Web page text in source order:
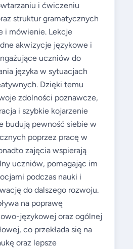
i ćwiczeniu
struktur gramatycznych
i mówienie. Lekcje
akwizycje językowe i
uczniów do
języka w sytuacjach
Dzięki temu
zdolności poznawcze,
i szybkie kojarzenie
budują pewność siebie w
poprzez pracę w
zajęcia wspierają
uczniów, pomagając im
podczas nauki i
do dalszego rozwoju.
na poprawę
językowej oraz ogólnej
co przekłada się na
oraz lepsze